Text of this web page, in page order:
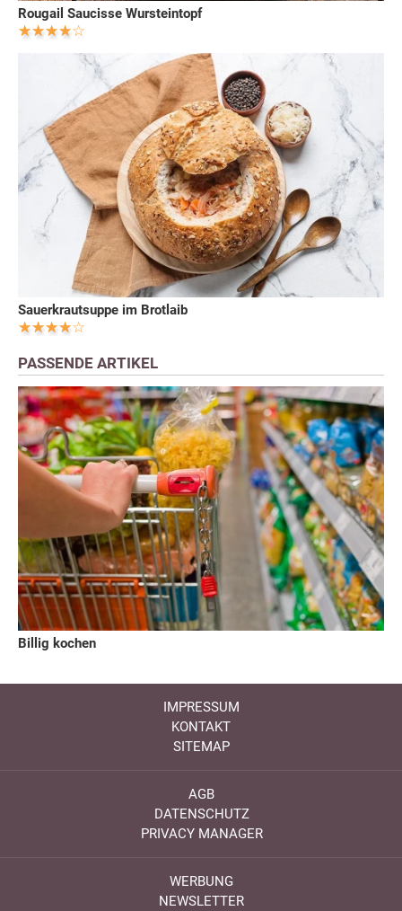
Rougail Saucisse Wursteintopf
Sauerkrautsuppe im Brotlaib
PASSENDE ARTIKEL
Billig kochen
IMPRESSUM
KONTAKT
SITEMAP
AGB
DATENSCHUTZ
PRIVACY MANAGER
WERBUNG
NEWSLETTER